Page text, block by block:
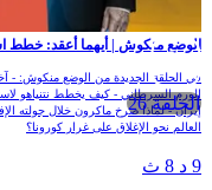
الحلقة 26
الوضع منكوش | أيهما أعقد: خطط
في الحلقة الجديدة من الوضع منكوش: -
الورم السرطاني - كيف يخطط نتنياهو
إيران - لماذا صرخ ماكرون خلال جولته
العالم نحو الإغلاق على غرار كورونا؟